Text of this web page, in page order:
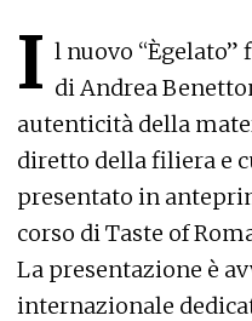
I l nuovo
di Andrea
autenticità della
diretto della filiera e
presentato in
corso di Taste of
La presentazione è
internazionale